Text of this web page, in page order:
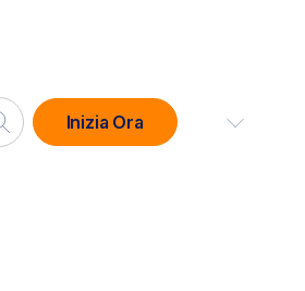
Inizia Ora